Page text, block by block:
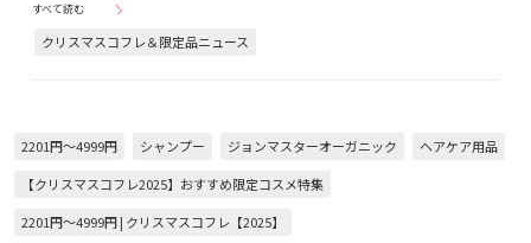
すべて読む
クリスマスコフレ＆限定品ニュース
2201円～4999円 シャンプー ジョンマスターオーガニック
ヘアケア用品
【クリスマスコフレ2025】おすすめ限定コスメ特集
2201円～4999円 | クリスマスコフレ【2025】